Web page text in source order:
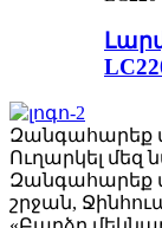
Զանգահարեք
Ուղարկել մեզ
Զանգահարեք
շրջան,